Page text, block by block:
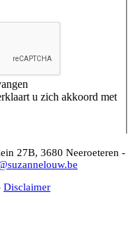
27B, 3680 Neeroeteren -
Disclaimer